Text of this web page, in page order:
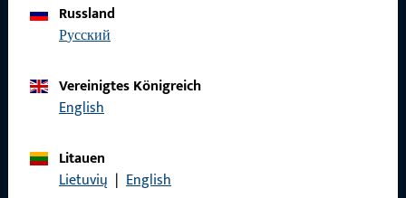
Russland
русский
Vereinigtes Königreich
English
Litauen
Lietuvių | English
Produkte
Referenzen